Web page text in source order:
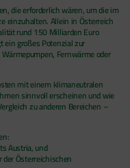
die erforderlich wären, um die im
einzuhalten. Allein in Österreich
rund 150 Milliarden Euro
ein großes Potenzial zur
Fernwärme oder
mit einem klimaneutralen
sinnvoll erscheinen und wie
zu anderen Bereichen –
Austria, und
Österreichischen